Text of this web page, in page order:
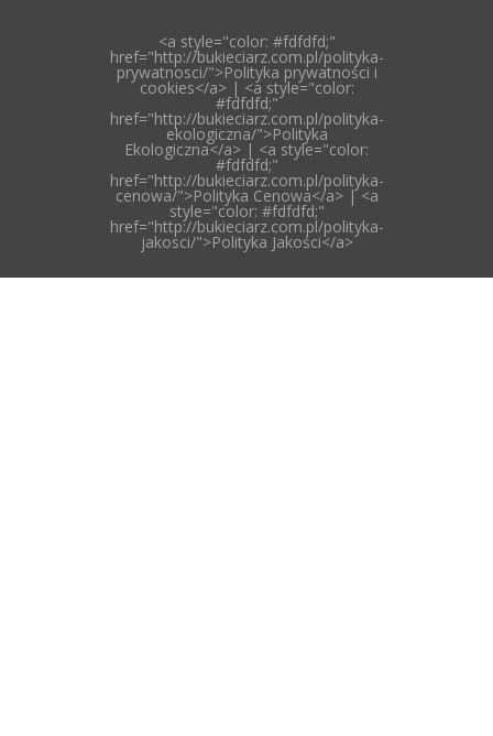
<a style="color: #fdfdfd;"
href="http://bukieciarz.com.pl/polityka-
prywatnosci/">Polityka prywatności i
cookies</a> | <a style="color:
#fdfdfd;"
href="http://bukieciarz.com.pl/polityka-
ekologiczna/">Polityka
Ekologiczna</a> | <a style="color:
#fdfdfd;"
href="http://bukieciarz.com.pl/polityka-
cenowa/">Polityka Cenowa</a> | <a
style="color: #fdfdfd;"
href="http://bukieciarz.com.pl/polityka-
jakosci/">Polityka Jakości</a>